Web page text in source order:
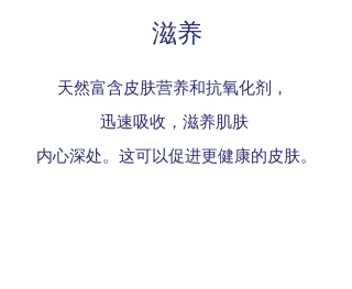
滋养
天然富含皮肤营养和抗氧化剂，
迅速吸收，滋养肌肤
内心深处。这可以促进更健康的皮肤。